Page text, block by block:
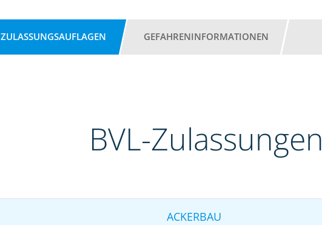
ZULASSUNGSAUFLAGEN GEFAHRENINFORMATIONEN
BVL-Zulassungen
ACKERBAU